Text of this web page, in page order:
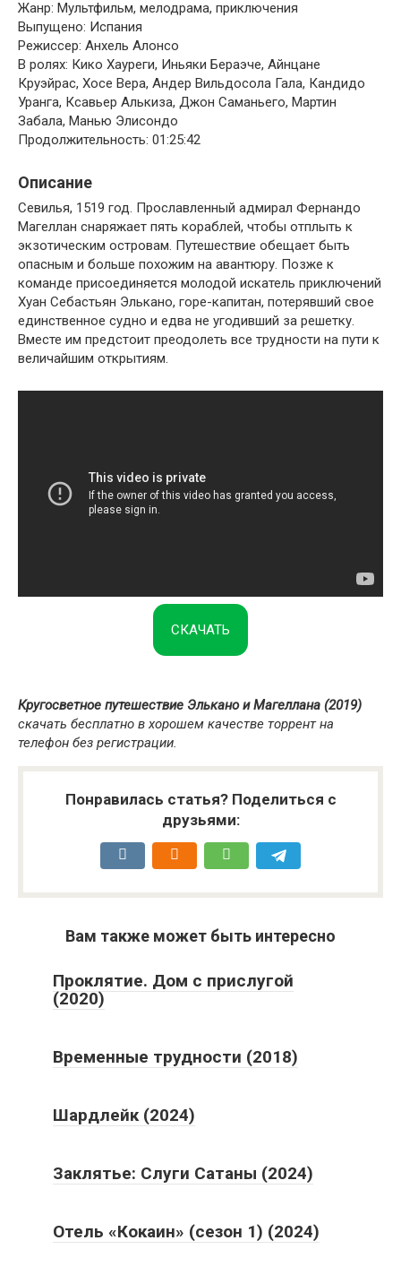
Жанр: Мультфильм, мелодрама, приключения
Выпущено: Испания
Режиссер: Анхель Алонсо
В ролях: Кико Хауреги, Иньяки Бераэче, Айнцане
Круэйрас, Хосе Вера, Андер Вильдосола Гала, Кандидо
Уранга, Ксавьер Алькиза, Джон Саманьего, Мартин
Забала, Манью Элисондо
Продолжительность: 01:25:42
Описание
Севилья, 1519 год. Прославленный адмирал Фернандо
Магеллан снаряжает пять кораблей, чтобы отплыть к
экзотическим островам. Путешествие обещает быть
опасным и больше похожим на авантюру. Позже к
команде присоединяется молодой искатель приключений
Хуан Себастьян Элькано, горе-капитан, потерявший свое
единственное судно и едва не угодивший за решетку.
Вместе им предстоит преодолеть все трудности на пути к
величайшим открытиям.
СКАЧАТЬ
Кругосветное путешествие Элькано и Магеллана (2019)
скачать бесплатно в хорошем качестве торрент на
телефон без регистрации.
Понравилась статья? Поделиться с
друзьями:
Вам также может быть интересно
Проклятие. Дом с прислугой
(2020)
Временные трудности (2018)
Шардлейк (2024)
Заклятье: Слуги Сатаны (2024)
Отель «Кокаин» (сезон 1) (2024)